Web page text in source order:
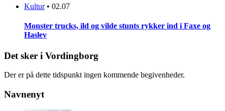
Kultur • 02.07
Monster trucks, ild og vilde stunts rykker ind i Faxe og
Haslev
Det sker i Vordingborg
Der er på dette tidspunkt ingen kommende begivenheder.
Navnenyt